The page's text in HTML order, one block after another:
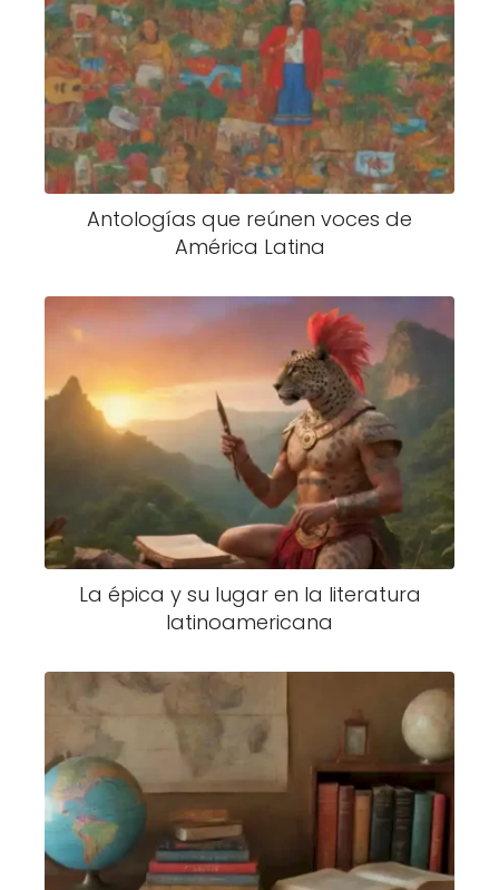
Antologías que reúnen voces de
América Latina
La épica y su lugar en la literatura
latinoamericana